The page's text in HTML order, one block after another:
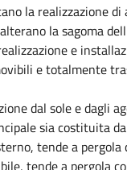
la realizzazione di
la sagoma
e
e totalmente
dal sole e dagli
sia costituita
tende a
tende a pergola